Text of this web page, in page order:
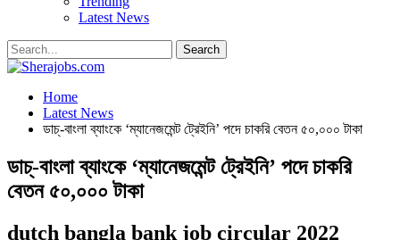
Latest News
Home
Latest News
ডাচ্-বাংলা ব্যাংকে ‘ম্যানেজমেন্ট ট্রেইনি’ পদে চাকরি বেতন ৫০,০০০ টাকা
ডাচ্-বাংলা ব্যাংকে ‘ম্যানেজমেন্ট ট্রেইনি’ পদে চাকরি
বেতন ৫০,০০০ টাকা
dutch bangla bank job circular 2022